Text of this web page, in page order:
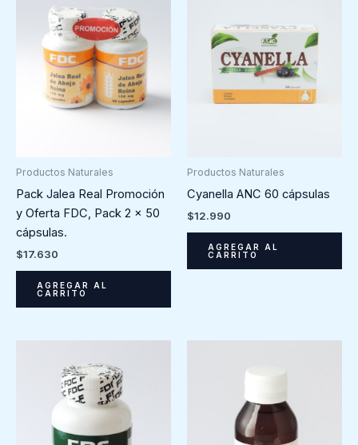
Productos Naturales
Pack Jalea Real Promoción
y Oferta FDC, Pack 2 x 50
cápsulas.
$17.630
AGREGAR AL
CARRITO
Productos Naturales
Cyanella ANC 60 cápsulas
$12.990
AGREGAR AL
CARRITO